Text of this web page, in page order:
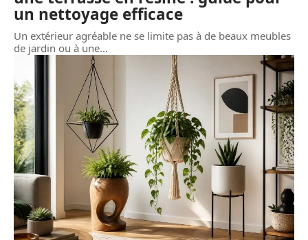
un nettoyage efficace
Un extérieur agréable ne se limite pas à de beaux meubles
de jardin ou à une…